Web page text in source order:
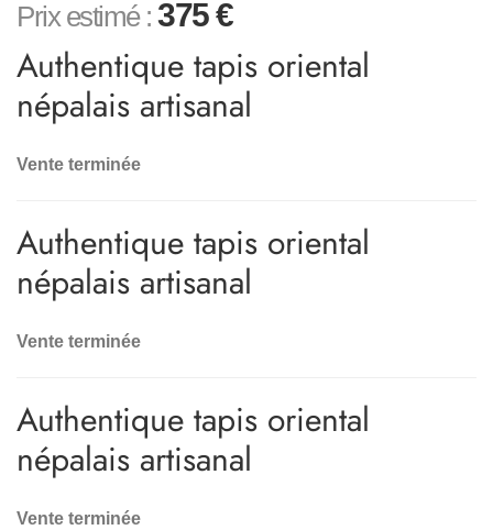
Prix estimé : 375€
Authentique tapis oriental
népalais artisanal
Vente terminée
Authentique tapis oriental
népalais artisanal
Vente terminée
Authentique tapis oriental
népalais artisanal
Vente terminée